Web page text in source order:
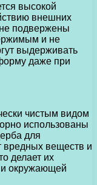
высокой
внешних
не подвержены
и не
выдерживать
даже при
чистым видом
использованы
для
веществ и
делает их
и окружающей